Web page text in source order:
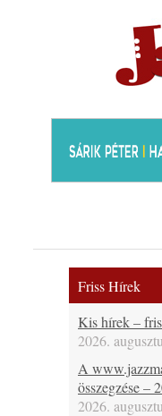
Friss Hírek
Kis hírek –
2026.
A
összegzése –
2026.